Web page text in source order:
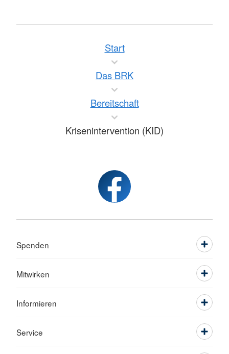
Start
Das BRK
Bereitschaft
Krisenintervention (KID)
Spenden
Mitwirken
Informieren
Service